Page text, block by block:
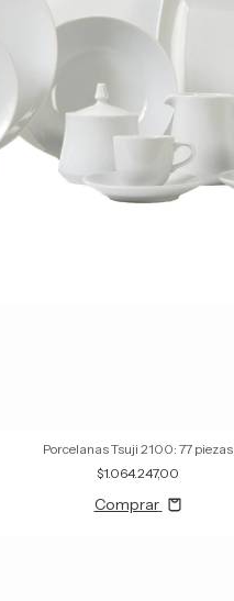
Porcelanas Tsuji 2100: 77 piezas
$1.064.247,00
Comprar